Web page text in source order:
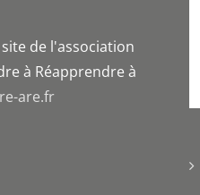
de l'association
à Réapprendre à
are.fr